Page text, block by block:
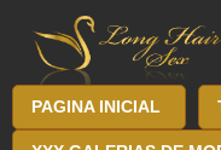
PAGINA INICIAL